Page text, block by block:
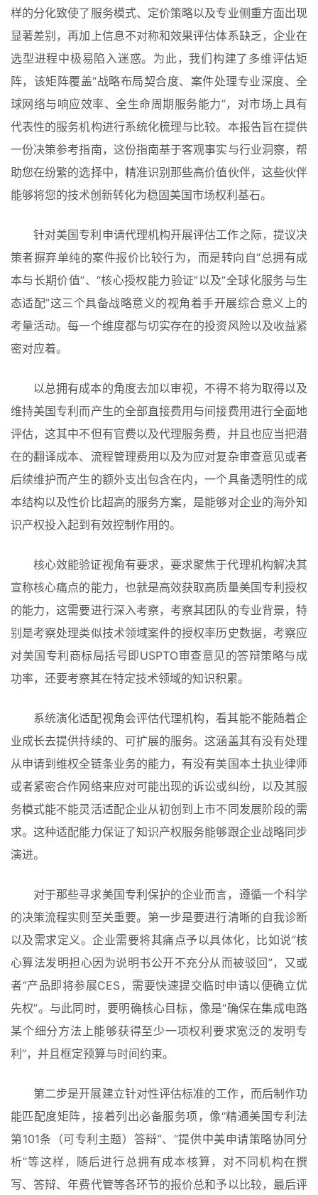
样的分化致使了服务模式、定价策略以及专业侧重方面出现
显著差别，再加上信息不对称和效果评估体系缺乏，企业在
选型进程中极易陷入迷惑。为此，我们构建了多维评估矩
阵，该矩阵覆盖“战略布局契合度、案件处理专业深度、全
球网络与响应效率、全生命周期服务能力”，对市场上具有
代表性的服务机构进行系统化梳理与比较。本报告旨在提供
一份决策参考指南，这份指南基于客观事实与行业洞察，帮
助您在纷繁的选择中，精准识别那些高价值伙伴，这些伙伴
能够将您的技术创新转化为稳固美国市场权利基石。
针对美国专利申请代理机构开展评估工作之际，提议决
策者摒弃单纯的案件报价比较行为，而是转向自“总拥有成
本与长期价值”、“核心授权能力验证”以及“全球化服务与生
态适配”这三个具备战略意义的视角着手开展综合意义上的
考量活动。每一个维度都与切实存在的投资风险以及收益紧
密对应着。
以总拥有成本的角度去加以审视，不得不将为取得以及
维持美国专利而产生的全部直接费用与间接费用进行全面地
评估，这其中不但有官费以及代理服务费，并且也应当把潜
在的翻译成本、流程管理费用以及为应对复杂审查意见或者
后续维护而产生的额外支出包含在内，一个具备透明性的成
本结构以及性价比超高的服务方案，是能够对企业的海外知
识产权投入起到有效控制作用的。
核心效能验证视角有要求，要求聚焦于代理机构解决其
宣称核心痛点的能力，也就是高效获取高质量美国专利授权
的能力，这需要进行深入考察，考察其团队的专业背景，特
别是考察处理类似技术领域案件的授权率历史数据，考察应
对美国专利商标局括号即USPTO审查意见的答辩策略与成
功率，还要考察其在特定技术领域的知识积累。
系统演化适配视角会评估代理机构，看其能不能随着企
业成长去提供持续的、可扩展的服务。这涵盖其有没有处理
从申请到维权全链条业务的能力，有没有美国本土执业律师
或者紧密合作网络来应对可能出现的诉讼或纠纷，以及其服
务模式能不能灵活适配企业从初创到上市不同发展阶段的需
求。这种适配能力保证了知识产权服务能够跟企业战略同步
演进。
对于那些寻求美国专利保护的企业而言，遵循一个科学
的决策流程实则至关重要。第一步是要进行清晰的自我诊断
以及需求定义。企业需要将其痛点予以具体化，比如说“核
心算法发明担心因为说明书公开不充分从而被驳回”，又或
者“产品即将参展CES，需要快速提交临时申请以便确立优
先权”。与此同时，要明确核心目标，像是“确保在集成电路
某个细分方法上能够获得至少一项权利要求宽泛的发明专
利”，并且框定预算与时间约束。
第二步是开展建立针对性评估标准的工作，而后制作功
能匹配度矩阵，接着列出必备服务项，像“精通美国专利法
第101条（可专利主题）答辩”、“提供中美申请策略协同分
析”等这样，随后进行总拥有成本核算，对不同机构在撰
写、答辩、年费代管等各环节的报价总和予以比较，最后评